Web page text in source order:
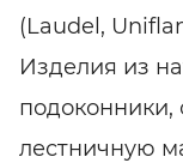
(Laudel,
Изделия из
подоконники,
лестничную